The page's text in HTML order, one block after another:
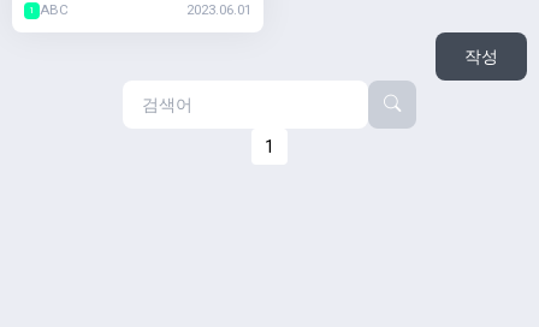
1 ABC 2023.06.01
작성
1